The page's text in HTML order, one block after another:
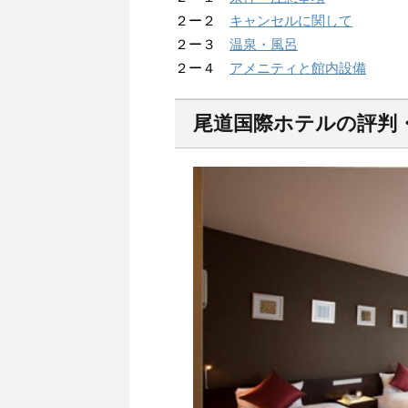
２ー２ キャンセルに関して
２ー３ 温泉・風呂
２ー４ アメニティと館内設備
尾道国際ホテルの評判